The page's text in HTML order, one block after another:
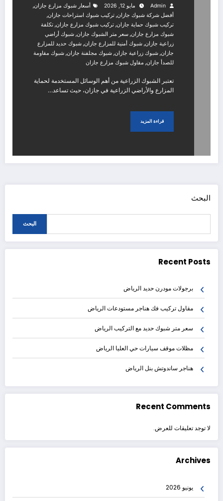
Admin مايو 12, 2026 أسعار شبوك مزارع جازان,
أفضل شركة شبوك جازان, تركيب شبوك استراحات جازان,
تركيب شبوك حماية جازان, تركيب شبوك مزارع جازان, تكلفة
شبوك مزارع جازان, سعر متر الشبوك جازان, شبوك أراضي
زراعية جازان, شبوك أمنية للمزارع جازان, شبوك حديد للمزارع
جازان, شبوك زراعية جازان, شبوك مجلفنة جازان, شبوك مقاومة
للصدأ جازان, مقاول شبوك مزارع جازان
تعتبر الشبوك الزراعية من أهم الوسائل المستخدمة لحماية
المزارع والأراضي الزراعية في جازان، حيث تساعد…
قراءة المزيد
البحث
البحث
Recent Posts
برجولات مودرن حديد الرياض
مقاول تركيب فك هناجر مستودعات الرياض
سعر متر شبوك حديد مع التركيب الرياض
مظلات موقف سيارات حي العليا الرياض
هناجر ساندوتش بنل الرياض
Recent Comments
لا توجد تعليقات للعرض.
Archives
يونيو 2026